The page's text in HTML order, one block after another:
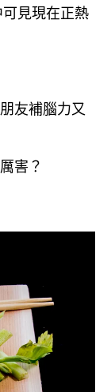
見現在正熱
友補腦力又
害？